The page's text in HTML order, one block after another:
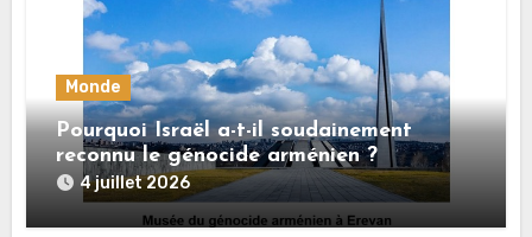
Monde
Pourquoi Israël a-t-il soudainement
reconnu le génocide arménien ?
4 juillet 2026